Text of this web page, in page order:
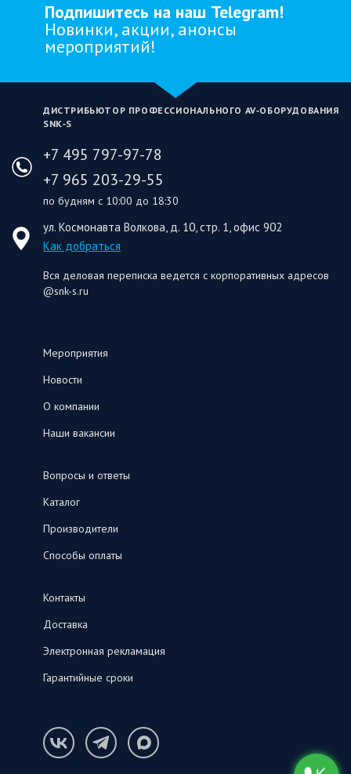
Подпишитесь на наш Telegram!
Новинки, акции, анонсы
мероприятий!
ДИСТРИБЬЮТОР ПРОФЕССИОНАЛЬНОГО AV‑ОБОРУДОВАНИЯ
SNK‑S
+7 495 797-97-78
+7 965 203-29-55
по будням с 10:00 до 18:30
ул. Космонавта Волкова, д. 10, стр. 1, офис 902
Как добраться
Вся деловая переписка ведется с корпоративных адресов
@snk-s.ru
Мероприятия
Новости
О компании
Наши вакансии
Вопросы и ответы
Каталог
Производители
Способы оплаты
Контакты
Доставка
Электронная рекламация
Гарантийные сроки